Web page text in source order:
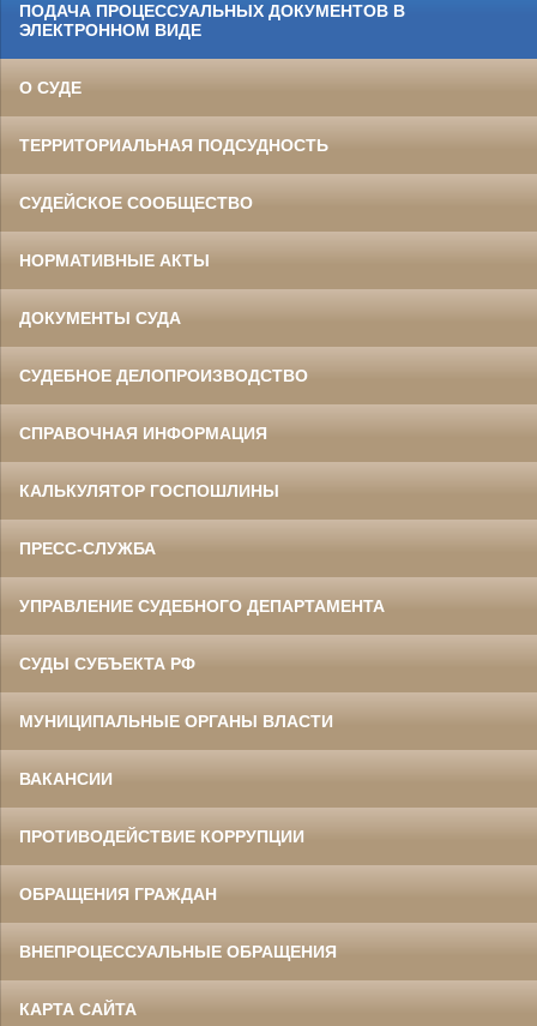
ПОДАЧА ПРОЦЕССУАЛЬНЫХ ДОКУМЕНТОВ В
ЭЛЕКТРОННОМ ВИДЕ
О СУДЕ
ТЕРРИТОРИАЛЬНАЯ ПОДСУДНОСТЬ
СУДЕЙСКОЕ СООБЩЕСТВО
НОРМАТИВНЫЕ АКТЫ
ДОКУМЕНТЫ СУДА
СУДЕБНОЕ ДЕЛОПРОИЗВОДСТВО
СПРАВОЧНАЯ ИНФОРМАЦИЯ
КАЛЬКУЛЯТОР ГОСПОШЛИНЫ
ПРЕСС-СЛУЖБА
УПРАВЛЕНИЕ СУДЕБНОГО ДЕПАРТАМЕНТА
СУДЫ СУБЪЕКТА РФ
МУНИЦИПАЛЬНЫЕ ОРГАНЫ ВЛАСТИ
ВАКАНСИИ
ПРОТИВОДЕЙСТВИЕ КОРРУПЦИИ
ОБРАЩЕНИЯ ГРАЖДАН
ВНЕПРОЦЕССУАЛЬНЫЕ ОБРАЩЕНИЯ
КАРТА САЙТА